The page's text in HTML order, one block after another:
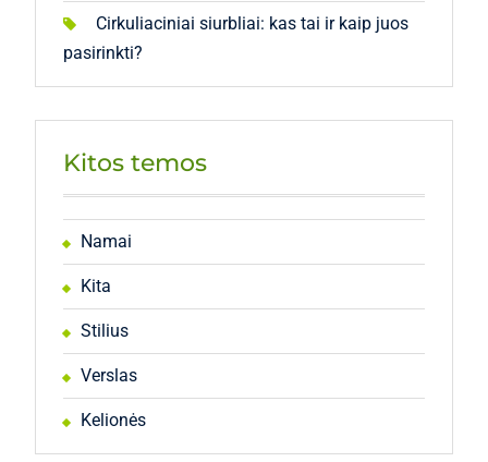
Cirkuliaciniai siurbliai: kas tai ir kaip juos
pasirinkti?
Kitos temos
Namai
Kita
Stilius
Verslas
Kelionės